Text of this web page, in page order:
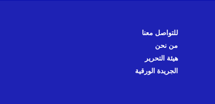
للتواصل معنا
من نحن
هيئة التحرير
الجريدة الورقية